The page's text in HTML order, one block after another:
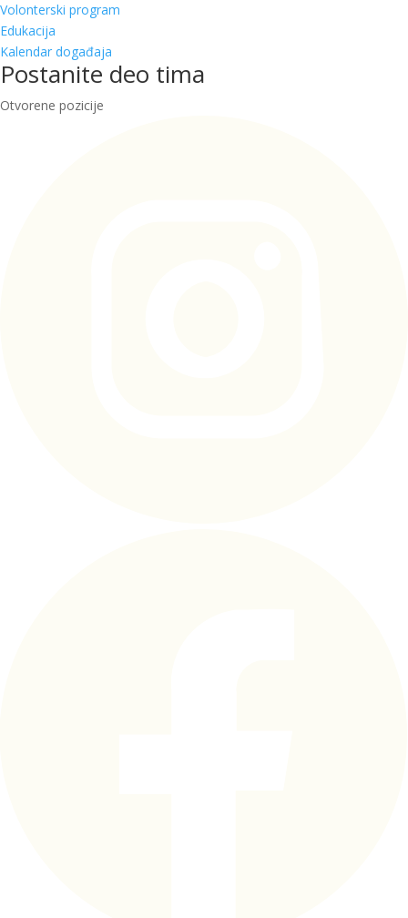
Volonterski program
Edukacija
Kalendar događaja
Postanite deo tima
Otvorene pozicije